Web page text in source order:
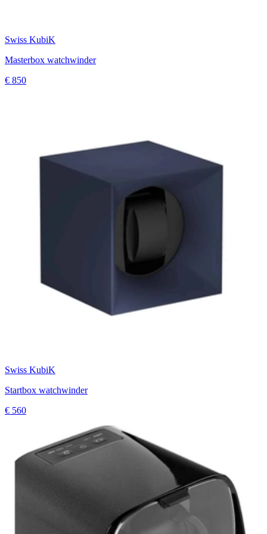
Swiss KubiK
Masterbox watchwinder
€ 850
Swiss KubiK
Startbox watchwinder
€ 560